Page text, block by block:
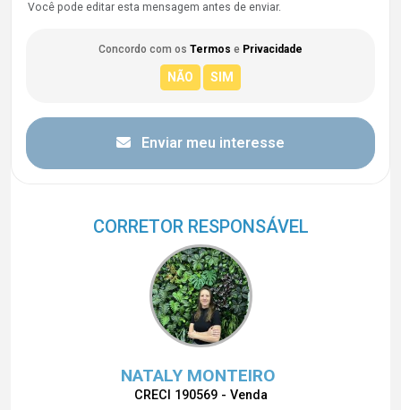
Você pode editar esta mensagem antes de enviar.
Concordo com os Termos e Privacidade
Enviar meu interesse
CORRETOR RESPONSÁVEL
NATALY MONTEIRO
CRECI 190569 - Venda